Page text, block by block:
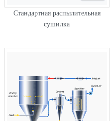
Стандартная распылительная
сушилка